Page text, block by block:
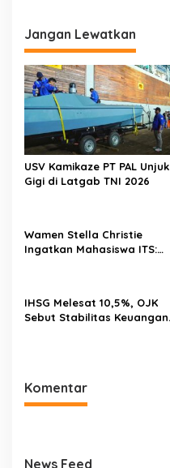
Jangan Lewatkan
USV Kamikaze PT PAL Unjuk
Gigi di Latgab TNI 2026
Wamen Stella Christie
Ingatkan Mahasiswa ITS:
IHSG Melesat 10,5%, OJK
Sebut Stabilitas Keuangan
Komentar
News Feed